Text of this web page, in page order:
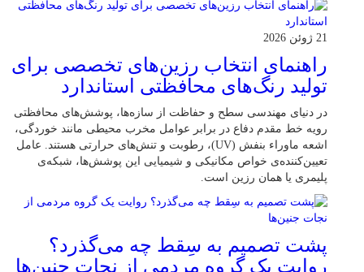
21 ژوئن 2026
راهنمای انتخاب رزین‌های تخصصی برای
تولید رنگ‌های محافظتی استاندارد
در دنیای مهندسی سطح و حفاظت از سازه‌ها، پوشش‌های محافظتی
رویه خط مقدم دفاع در برابر عوامل مخرب محیطی مانند خوردگی،
اشعه ماوراء بنفش (UV)، رطوبت و تنش‌های حرارتی هستند. عامل
تعیین‌کننده‌ی خواص مکانیکی و شیمیایی این پوشش‌ها، شبکه‌ی
پلیمری یا همان رزین است.
پشت تصمیم به سِقط چه می‌گذرد؟
روایت یک گروه مردمی از نجات جنین‌ها